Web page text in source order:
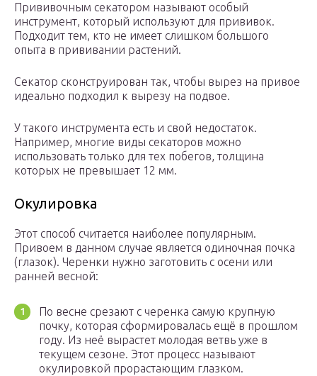
Прививочным секатором называют особый
инструмент, который используют для прививок.
Подходит тем, кто не имеет слишком большого
опыта в прививании растений.
Секатор сконструирован так, чтобы вырез на привое
идеально подходил к вырезу на подвое.
У такого инструмента есть и свой недостаток.
Например, многие виды секаторов можно
использовать только для тех побегов, толщина
которых не превышает 12 мм.
Окулировка
Этот способ считается наиболее популярным.
Привоем в данном случае является одиночная почка
(глазок). Черенки нужно заготовить с осени или
ранней весной:
По весне срезают с черенка самую крупную
почку, которая сформировалась ещё в прошлом
году. Из неё вырастет молодая ветвь уже в
текущем сезоне. Этот процесс называют
окулировкой прорастающим глазком.